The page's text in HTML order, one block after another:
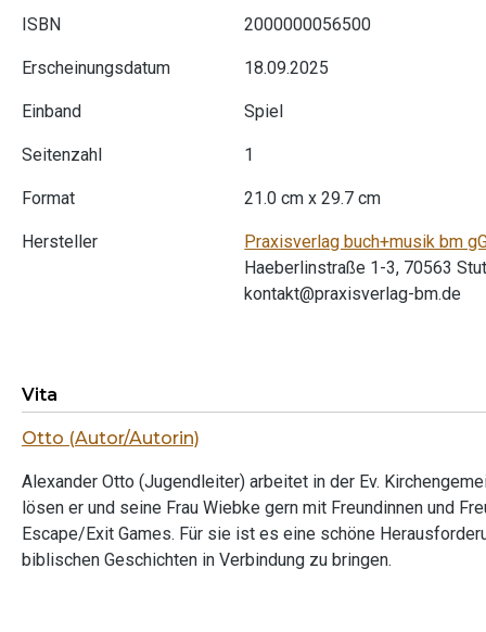
ISBN 2000000056500
Erscheinungsdatum 18.09.2025
Einband Spiel
Seitenzahl 1
Format 21.0 cm x 29.7 cm
Hersteller
Praxisverlag buch+musik bm
Haeberlinstraße 1-3, 70563
kontakt@praxisverlag-bm.de
Vita
Otto (Autor/Autorin)
Alexander Otto (Jugendleiter) arbeitet in der Ev.
lösen er und seine Frau Wiebke gern mit Freundinnen und
Escape/Exit Games. Für sie ist es eine schöne
biblischen Geschichten in Verbindung zu bringen.